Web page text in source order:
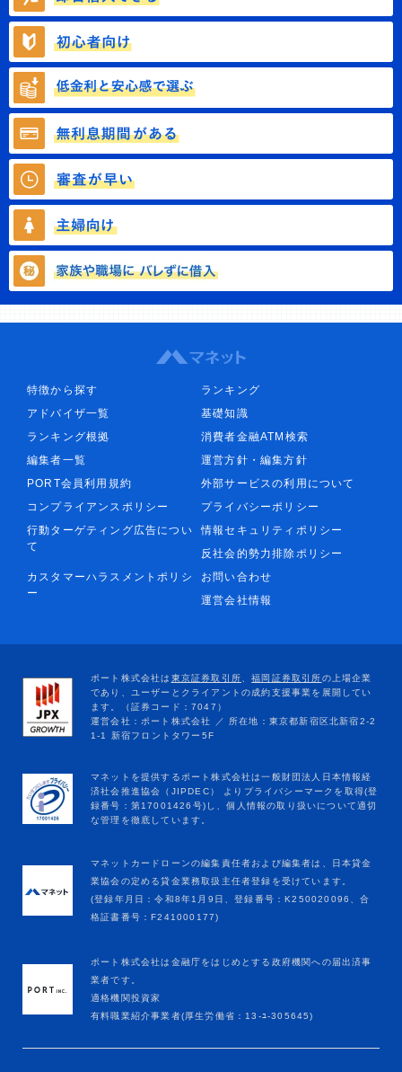
特徴から探す
ランキング
アドバイザ一覧
基礎知識
ランキング根拠
消費者金融ATM検索
編集者一覧
運営方針・編集方針
PORT会員利用規約
外部サービスの利用について
コンプライアンスポリシー
プライバシーポリシー
行動ターゲティング広告につい
て
情報セキュリティポリシー
反社会的勢力排除ポリシー
カスタマーハラスメントポリシ
ー
お問い合わせ
運営会社情報
マネットカードローンの編集責任者および編集者は、日本貸金
業協会の定める貸金業務取扱主任者登録を受けています。
(登録年月日：令和8年1月9日、登録番号：K250020096、合
格証書番号：F241000177)
ポート株式会社は金融庁をはじめとする政府機関への届出済事
業者です。
適格機関投資家
有料職業紹介事業者(厚生労働省：13-ﾕ-305645)